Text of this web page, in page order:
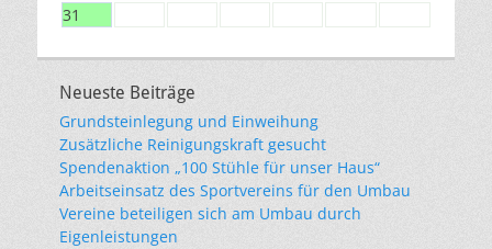
31
Neueste Beiträge
Grundsteinlegung und Einweihung
Zusätzliche Reinigungskraft gesucht
Spendenaktion „100 Stühle für unser Haus“
Arbeitseinsatz des Sportvereins für den Umbau
Vereine beteiligen sich am Umbau durch
Eigenleistungen